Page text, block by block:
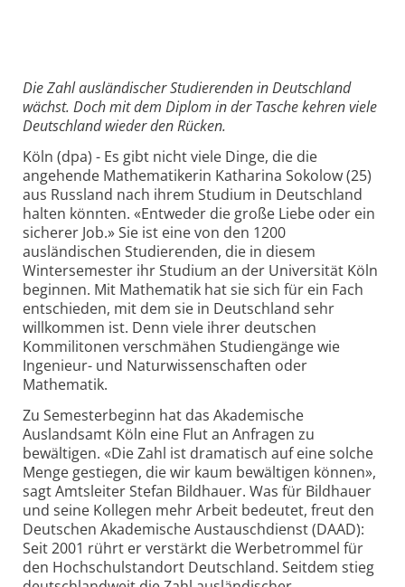
Die Zahl ausländischer Studierenden in Deutschland
wächst. Doch mit dem Diplom in der Tasche kehren viele
Deutschland wieder den Rücken.
Köln (dpa) - Es gibt nicht viele Dinge, die die
angehende Mathematikerin Katharina Sokolow (25)
aus Russland nach ihrem Studium in Deutschland
halten könnten. «Entweder die große Liebe oder ein
sicherer Job.» Sie ist eine von den 1200
ausländischen Studierenden, die in diesem
Wintersemester ihr Studium an der Universität Köln
beginnen. Mit Mathematik hat sie sich für ein Fach
entschieden, mit dem sie in Deutschland sehr
willkommen ist. Denn viele ihrer deutschen
Kommilitonen verschmähen Studiengänge wie
Ingenieur- und Naturwissenschaften oder
Mathematik.
Zu Semesterbeginn hat das Akademische
Auslandsamt Köln eine Flut an Anfragen zu
bewältigen. «Die Zahl ist dramatisch auf eine solche
Menge gestiegen, die wir kaum bewältigen können»,
sagt Amtsleiter Stefan Bildhauer. Was für Bildhauer
und seine Kollegen mehr Arbeit bedeutet, freut den
Deutschen Akademische Austauschdienst (DAAD):
Seit 2001 rührt er verstärkt die Werbetrommel für
den Hochschulstandort Deutschland. Seitdem stieg